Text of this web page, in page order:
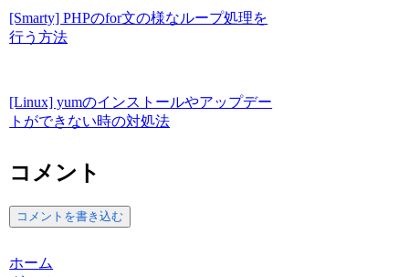
[Smarty] PHPのfor文の様なループ処理を
行う方法
[Linux] yumのインストールやアップデー
トができない時の対処法
コメント
コメントを書き込む
ホーム